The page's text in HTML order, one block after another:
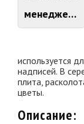
менеджером
используется
надписей. В
плита,
цветы.
Описание: